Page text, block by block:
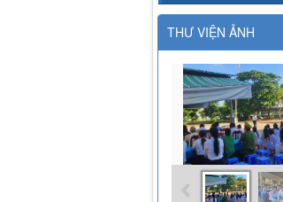
THƯ VIỆN ẢNH